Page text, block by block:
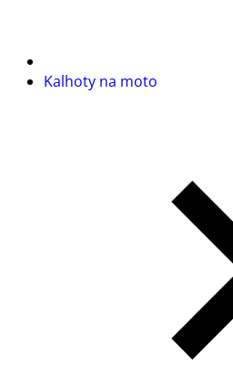
Kalhoty na moto